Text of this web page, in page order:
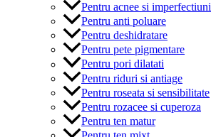
Pentru acnee si imperfectiuni
Pentru anti poluare
Pentru deshidratare
Pentru pete pigmentare
Pentru pori dilatati
Pentru riduri si antiage
Pentru roseata si sensibilitate
Pentru rozacee si cuperoza
Pentru ten matur